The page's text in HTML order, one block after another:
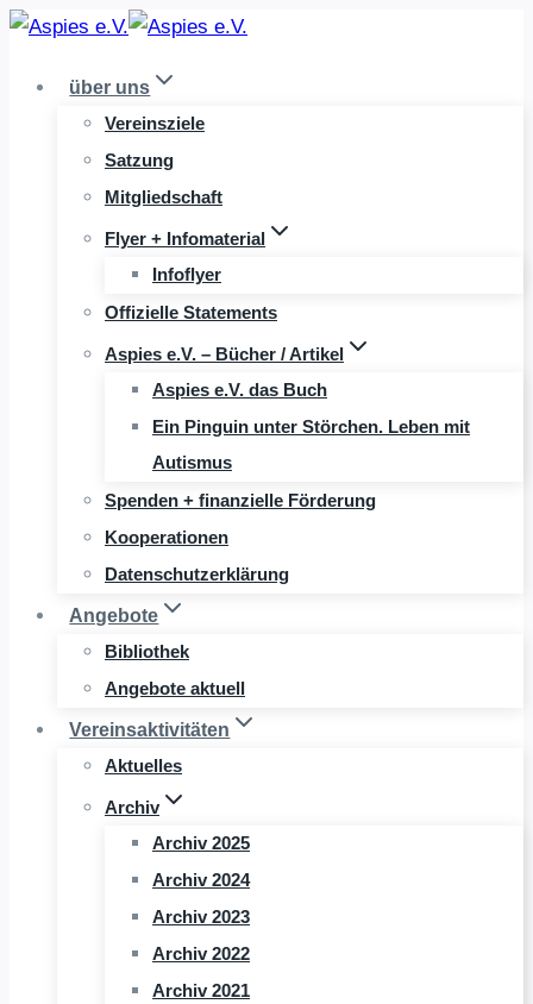
Zum
springenüber uns
Vereinsziele
Satzung
Mitgliedschaft
Flyer + Infomaterial
Infoflyer
Offizielle Statements
Aspies e.V. – Bücher / Artikel
Aspies e.V. das Buch
Ein Pinguin unter Störchen. Leben mit
Autismus
Spenden + finanzielle Förderung
Kooperationen
Datenschutzerklärung
Angebote
Bibliothek
Angebote aktuell
Vereinsaktivitäten
Aktuelles
Archiv
Archiv 2025
Archiv 2024
Archiv 2023
Archiv 2022
Archiv 2021